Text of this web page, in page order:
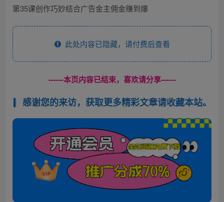
第35课创作巧妙结合广告金主佣金赚到爆
此处内容已隐藏，请付费后查看
------本页内容已结束，喜欢请分享------
感谢您的来访，获取更多精彩文章请收藏本站。